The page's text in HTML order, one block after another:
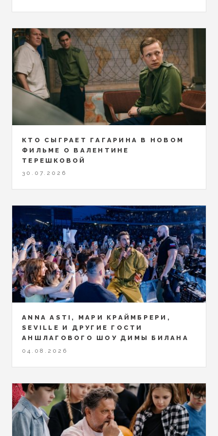
КТО СЫГРАЕТ ГАГАРИНА В НОВОМ
ФИЛЬМЕ О ВАЛЕНТИНЕ
ТЕРЕШКОВОЙ
30.07.2026
ANNA ASTI, МАРИ КРАЙМБРЕРИ,
SEVILLE И ДРУГИЕ ГОСТИ
АНШЛАГОВОГО ШОУ ДИМЫ БИЛАНА
04.08.2026